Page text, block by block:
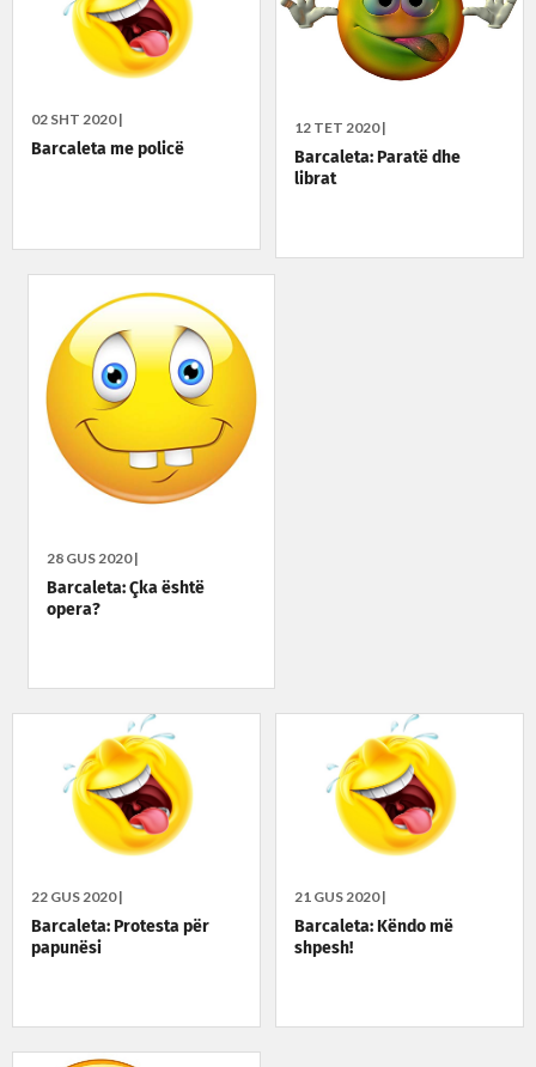
12 TET 2020 |
Barcaleta: Paratë dhe
librat
02 SHT 2020 |
Barcaleta me policë
28 GUS 2020 |
Barcaleta: Çka është
opera?
22 GUS 2020 |
Barcaleta: Protesta për
papunësi
21 GUS 2020 |
Barcaleta: Këndo më
shpesh!